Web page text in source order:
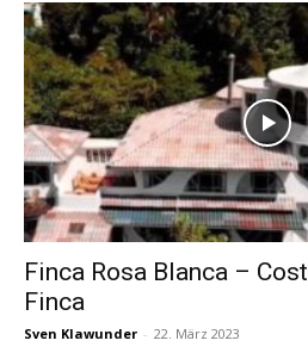
Finca Rosa Blanca –
Finca
Sven Klawunder - 22. März 2023